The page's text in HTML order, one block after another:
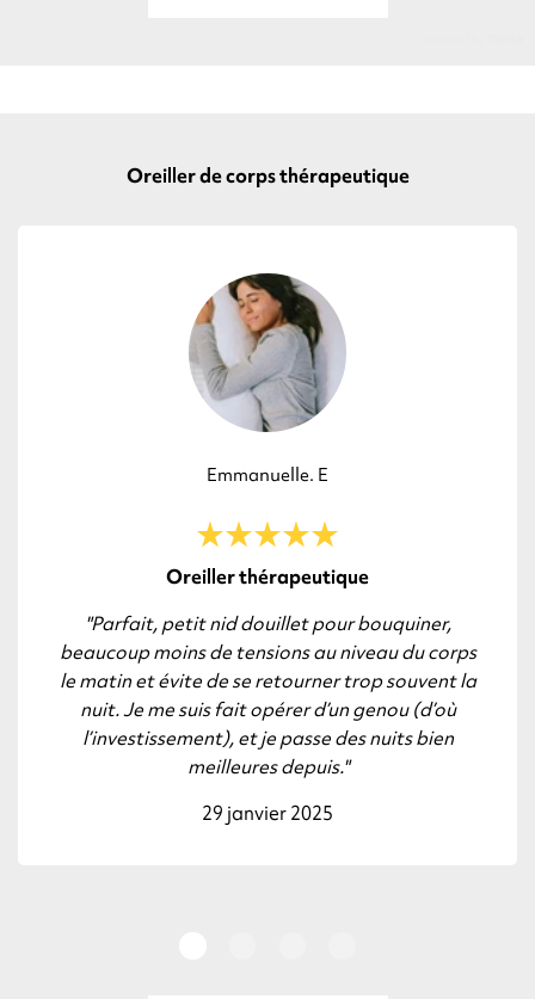
Oreiller de corps thérapeutique
Emmanuelle. E
Oreiller thérapeutique
"Parfait, petit nid douillet pour bouquiner,
beaucoup moins de tensions au niveau du corps
le matin et évite de se retourner trop souvent la
nuit. Je me suis fait opérer d’un genou (d’où
l’investissement), et je passe des nuits bien
meilleures depuis."
29 janvier 2025